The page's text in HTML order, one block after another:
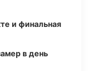
и финальная
в день